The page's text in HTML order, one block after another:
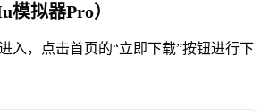
拟器Pro）
入，点击首页的“立即下载”按钮进行下